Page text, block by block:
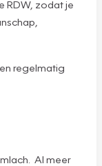
RDW, zodat je
regelmatig
Al meer